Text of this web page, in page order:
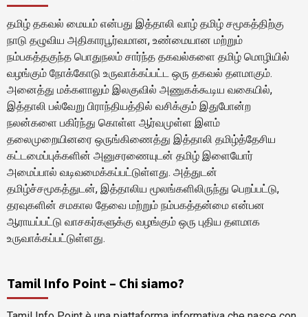
தமிழ் தகவல் மையம் என்பது இத்தாலி வாழ் தமிழ் சமூகத்திற்கு
நாடு தழுவிய அதிகாரபூர்வமான, உண்மையான மற்றும்
நம்பகத்தகுந்த பொதுநலம் சார்ந்த தகவல்களை தமிழ் மொழியில்
வழங்கும் நோக்கோடு உருவாக்கப்பட்ட ஒரு தகவல் தளமாகும்.
அனைத்து மக்களாலும் இலகுவில் அணுகக்கூடிய வகையில்,
இத்தாலி பல்வேறு பிராந்தியத்தில் வசிக்கும் இதுபோன்ற
நலன்களை பகிர்ந்து கொள்ள ஆர்வமுள்ள இளம்
தலைமுறையினரை ஒருங்கிணைத்து இத்தாலி தமிழ்த்தேசிய
கட்டமைப்புக்களின் அனுசரணையுடன் தமிழ் இளையோர்
அமைப்பால் வடிவமைக்கப்பட்டுள்ளது. அத்துடன்
தமிழ்ச்சமூகத்துடன், இத்தாலிய மூலங்களிலிருந்து பெறப்பட்டு,
தரவுகளின் சமகால தேவை மற்றும் நம்பகத்தன்மை என்பன
ஆராயப்பட்டு வாசகர்களுக்கு வழங்கும் ஒரு புதிய தளமாக
உருவாக்கப்பட்டுள்ளது.
Tamil Info Point – Chi siamo?